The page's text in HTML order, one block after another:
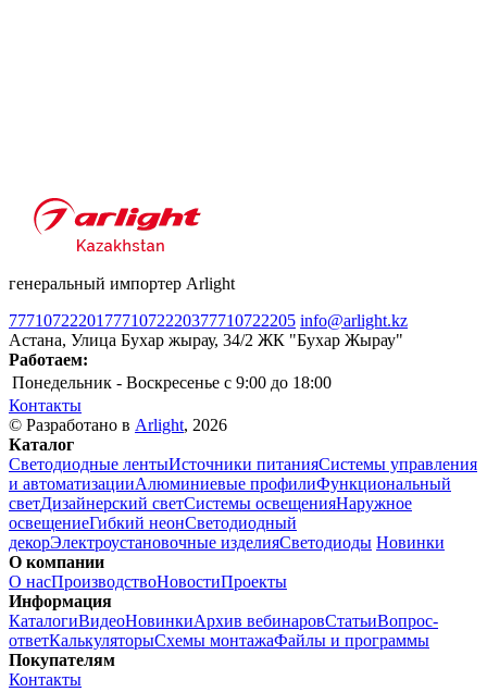
генеральный импортер Arlight
77710722201 7771072220377710722205 info@arlight.kz
Астана, Улица Бухар жырау, 34/2 ЖК "Бухар Жырау"
Работаем:
Понедельник - Воскресенье c 9:00 до 18:00
Контакты
© Разработано в Arlight, 2026
Каталог
Светодиодные лентыИсточники питанияСистемы управления
и автоматизацииАлюминиевые профилиФункциональный
светДизайнерский светСистемы освещенияНаружное
освещениеГибкий неонСветодиодный
декорЭлектроустановочные изделияСветодиоды Новинки
О компании
О насПроизводствоНовостиПроекты
Информация
КаталогиВидеоНовинкиАрхив вебинаровСтатьиВопрос-
ответКалькуляторыСхемы монтажаФайлы и программы
Покупателям
Контакты